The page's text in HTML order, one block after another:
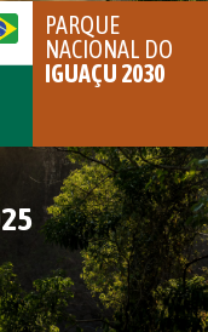
PARQUE
NACIONAL DO
IGUAÇU 2030